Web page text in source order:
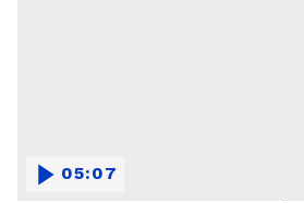
05:07